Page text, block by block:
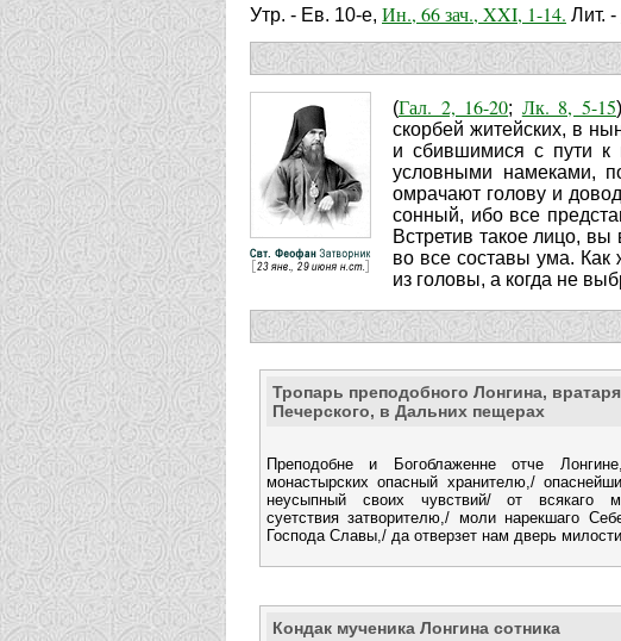
Утр. - Ев. 10-е, Ин., 66 зач., XXI, 1-14. Лит. -
(Гал. 2, 16-20; Лк. 8, 5-15
скорбей житейских, в
и сбившимися с пути к
условными намеками,
омрачают голову и
сонный, ибо все
Встретив такое лицо, вы
во все составы ума. Как
из головы, а когда не
Тропарь преподобного Лонгина, вратаря
Печерского, в Дальних пещерах
Преподобне и Богоблаженне отче
монастырских опасный хранителю,/
неусыпный своих чувствий/ от всякаго
суетствия затворителю,/ моли нарекшаго
Господа Славы,/ да отверзет нам дверь
Кондак мученика Лонгина сотника